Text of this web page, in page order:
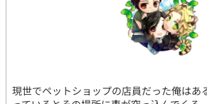
現世でペットショップの店員だった俺はあ